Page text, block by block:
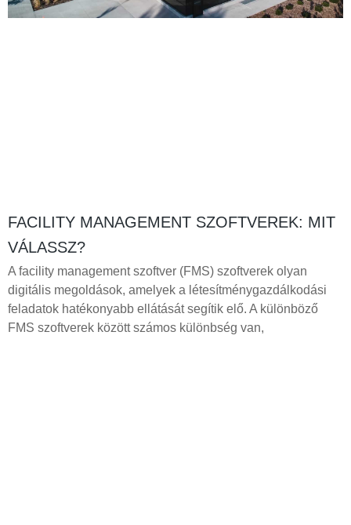
FACILITY MANAGEMENT SZOFTVEREK: MIT
VÁLASSZ?
A facility management szoftver (FMS) szoftverek olyan
digitális megoldások, amelyek a létesítménygazdálkodási
feladatok hatékonyabb ellátását segítik elő. A különböző
FMS szoftverek között számos különbség van,